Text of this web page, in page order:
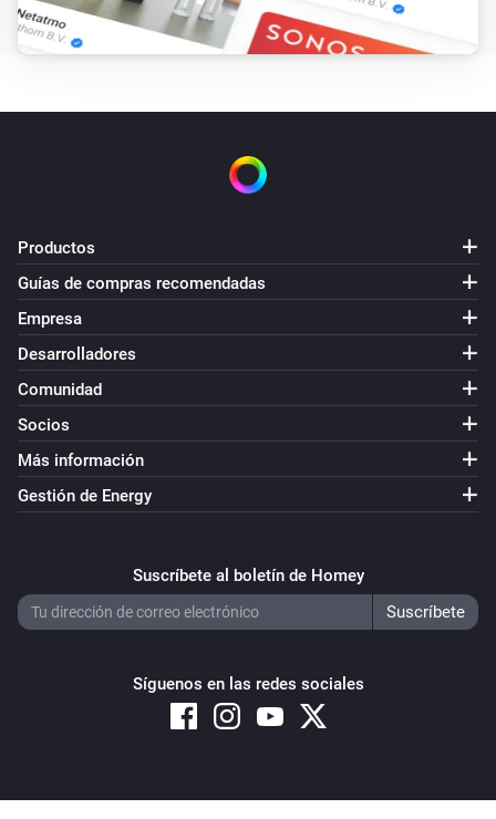
Productos
Guías de compras recomendadas
Empresa
Desarrolladores
Comunidad
Socios
Más información
Gestión de Energy
Suscríbete al boletín de Homey
Síguenos en las redes sociales